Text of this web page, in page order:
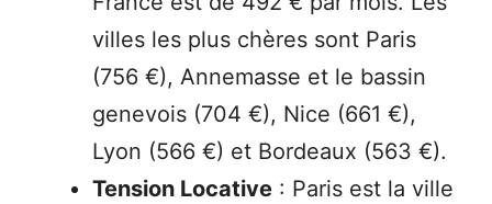
villes les plus chères sont Paris
(756 €), Annemasse et le bassin
genevois (704 €), Nice (661 €),
Lyon (566 €) et Bordeaux (563 €).
Tension Locative : Paris est la ville